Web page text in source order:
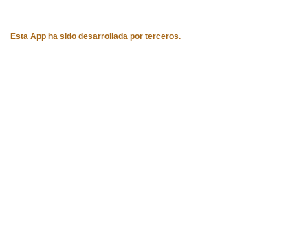
Esta App ha sido desarrollada por terceros.